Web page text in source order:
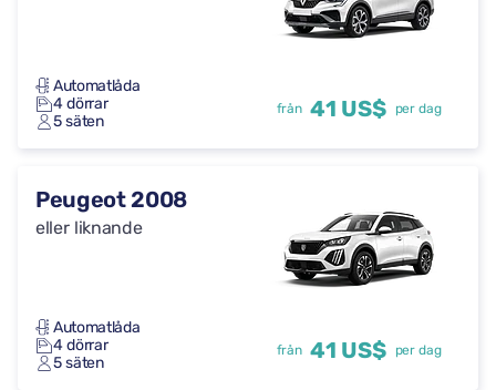
Automatlåda
4 dörrar
5 säten
från 41 US$ per dag
Peugeot 2008
eller liknande
Automatlåda
4 dörrar
5 säten
från 41 US$ per dag